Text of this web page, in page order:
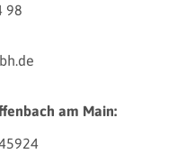
98
am Main: